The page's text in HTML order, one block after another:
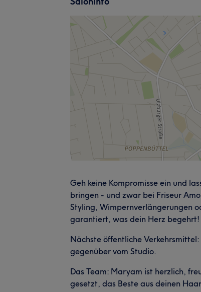
Geh keine Kompromisse ein und
bringen - und zwar bei Friseur
Styling, Wimpernverlängerungen
garantiert, was dein Herz begehrt!
Nächste öffentliche
gegenüber vom Studio.
Das Team: Maryam ist herzlich,
gesetzt, das Beste aus deinen